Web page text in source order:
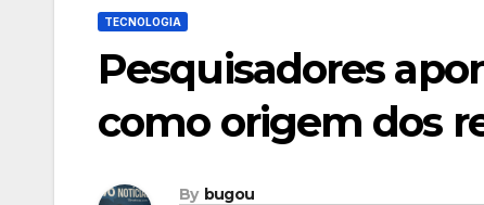
TECNOLOGIA
Pesquisadores
como origem dos
By bugou